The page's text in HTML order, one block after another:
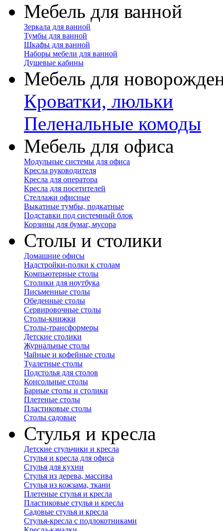
Мебель для ванной
Зеркала для ванной
Тумбы для ванной
Шкафы для ванной
Наборы мебели для ванной
Душевые кабины
Мебель для
Кроватки, люльки
Пеленальные комоды
Мебель для офиса
Модульные системы для офиса
Кресла руководителя
Кресла для оператора
Кресла для посетителей
Стеллажи офисные
Выкатные тумбы, подкатные
Подставки под системный блок
Корзины для бумаг, мусора
Столы и столики
Домашние офисы
Надстройки-полки к столам
Компьютерные столы
Столики для ноутбука
Письменные столы
Обеденные столы
Сервировочные столы
Столы-книжки
Столы-трансформеры
Детские столики
Журнальные столы
Чайные и кофейные столы
Туалетные столы
Подстолья для столов
Консольные столы
Барные столы и столики
Плетеные столы
Пластиковые столы
Столы садовые
Стулья и кресла
Детские стульчики и кресла
Стулья и кресла для офиса
Стулья для кухни
Стулья из дерева, массива
Стулья из кожзама, ткани
Плетеные стулья и кресла
Пластиковые стулья и кресла
Садовые стулья и кресла
Стулья-кресла с подлокотниками